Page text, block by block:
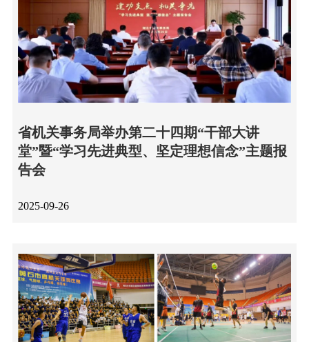
省机关事务局举办第二十四期“干部大讲
堂”暨“学习先进典型、坚定理想信念”主题报
告会
2025-09-26